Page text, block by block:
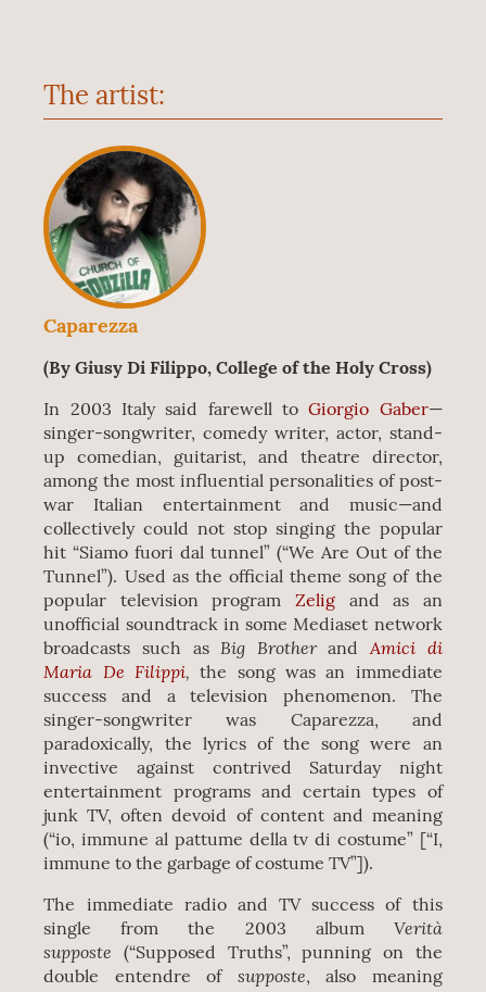
The artist:
Caparezza
(By Giusy Di Filippo, College of the Holy Cross)
In 2003 Italy said farewell toGiorgio Gaber—
singer-songwriter, comedy writer, actor, stand-
up comedian, guitarist, and theatre director,
among the most influential personalities of post-
war Italian entertainment and music—and
collectively could not stop singing the popular
hit “Siamo fuori dal tunnel” (“We Are Out of the
Tunnel”). Used as the official theme song of the
popular television program Zelig and as an
unofficial soundtrack in some Mediaset network
broadcasts such asBig BrotherandAmici di
Maria De Filippi, the song was an immediate
success and a television phenomenon. The
singer-songwriter was Caparezza, and
paradoxically, the lyrics of the song were an
invective against contrived Saturday night
entertainment programs and certain types of
junk TV, often devoid of content and meaning
(“io, immune al pattume della tv di costume” [“I,
immune to the garbage of costume TV”]).
The immediate radio and TV success of this
single from the 2003 album Verità
supposte (“Supposed Truths”, punning on the
double entendre of supposte, also meaning